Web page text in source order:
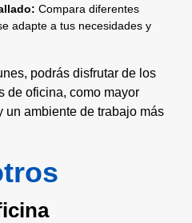
Compara diferentes
adapte a tus necesidades y
podrás disfrutar de los
de oficina, como mayor
un ambiente de trabajo más